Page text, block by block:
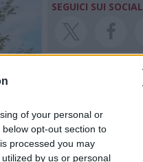
of your personal or
opt-out section to
processed you may
by us or personal
SEGUICI SUI SOCIAL